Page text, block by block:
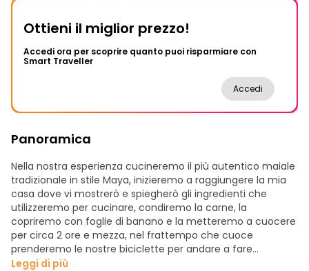
Ottieni il miglior prezzo!
Accedi ora per scoprire quanto puoi risparmiare con
Smart Traveller
Accedi
Panoramica
Nella nostra esperienza cucineremo il più autentico maiale
tradizionale in stile Maya, inizieremo a raggiungere la mia
casa dove vi mostrerò e spiegherò gli ingredienti che
utilizzeremo per cucinare, condiremo la carne, la
copriremo con foglie di banano e la metteremo a cuocere
per circa 2 ore e mezza, nel frattempo che cuoce
prenderemo le nostre biciclette per andare a fare
snorkeling in quattro diversi cenotes ognuno molto diverso
Leggi di più